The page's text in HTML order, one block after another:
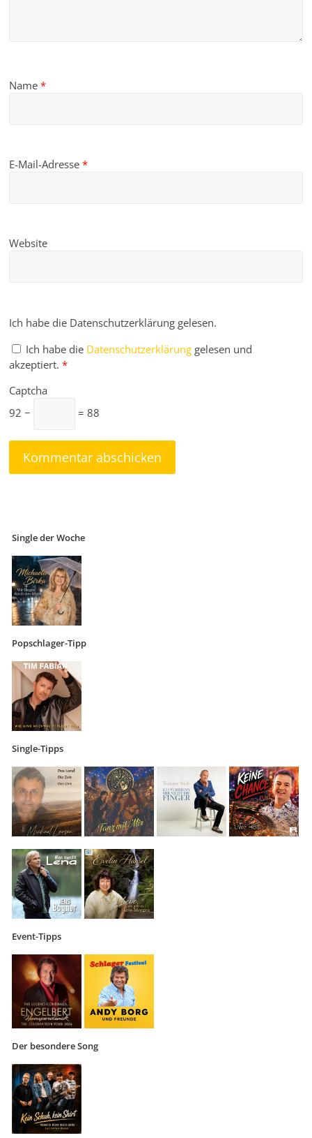
Name*
E-Mail-Adresse*
Website
Ich habe die Datenschutzerklärung gelesen.
Ich habe die Datenschutzerklärung gelesen und
akzeptiert. *
Captcha
92 −
= 88
Single der Woche
Popschlager-Tipp
Single-Tipps
Event-Tipps
Der besondere Song